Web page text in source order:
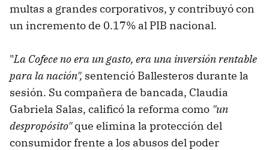
multas a grandes corporativos, y contribuyó con
un incremento de 0.17% al PIB nacional.
"La Cofece no era un gasto, era una inversión rentable
para la nación", sentenció Ballesteros durante la
sesión. Su compañera de bancada, Claudia
Gabriela Salas, calificó la reforma como "un
despropósito"que elimina la protección del
consumidor frente a los abusos del poder